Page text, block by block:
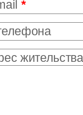
*
жительства